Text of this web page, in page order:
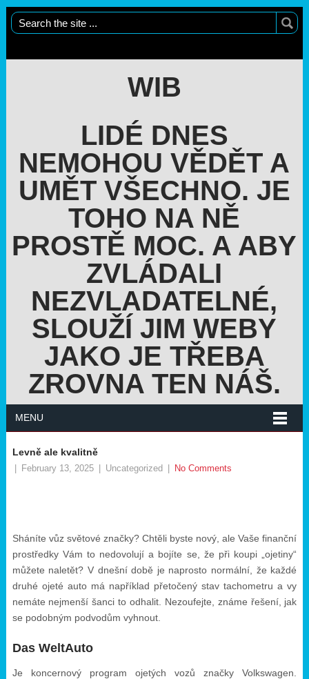
WIB
LIDÉ DNES
NEMOHOU VĚDĚT A
UMĚT VŠECHNO. JE
TOHO NA NĚ
PROSTĚ MOC. A ABY
ZVLÁDALI
NEZVLADATELNÉ,
SLOUŽÍ JIM WEBY
JAKO JE TŘEBA
ZROVNA TEN NÁŠ.
MENU
Levně ale kvalitně
February 13, 2025 Uncategorized No Comments
Sháníte vůz světové značky? Chtěli byste nový, ale Vaše finanční
prostředky Vám to nedovolují a bojíte se, že při koupi „ojetiny“
můžete naletět? V dnešní době je naprosto normální, že každé
druhé ojeté auto má například přetočený stav tachometru a vy
nemáte nejmenší šanci to odhalit. Nezoufejte, známe řešení, jak
se podobným podvodům vyhnout.
Das WeltAuto
Je koncernový program ojetých vozů značkyVolkswagen